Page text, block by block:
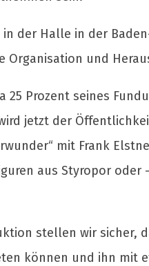
der Halle in der
und
Prozent seines
jetzt der
mit Frank
aus Styropor
stellen wir sicher,
können und ihn mit